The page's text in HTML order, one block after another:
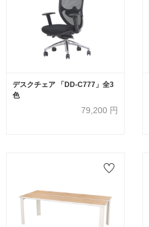
デスクチェア 「DD-C777」全3
色
79,200 円